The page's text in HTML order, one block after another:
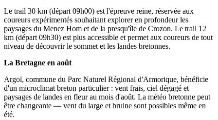
Le trail 30 km (départ 09h00) est l'épreuve reine, réservée aux
coureurs expérimentés souhaitant explorer en profondeur les
paysages du Menez Hom et de la presqu'île de Crozon. Le trail 12
km (départ 09h30) est plus accessible et permet aux coureurs de tout
niveau de découvrir le sommet et les landes bretonnes.
La Bretagne en août
Argol, commune du Parc Naturel Régional d'Armorique, bénéficie
d'un microclimat breton particulier : vent frais, ciel dégagé et
paysages de landes en fleur au mois d'août. La météo bretonne peut
être changeante — vent du large et bruine sont possibles même en
été.